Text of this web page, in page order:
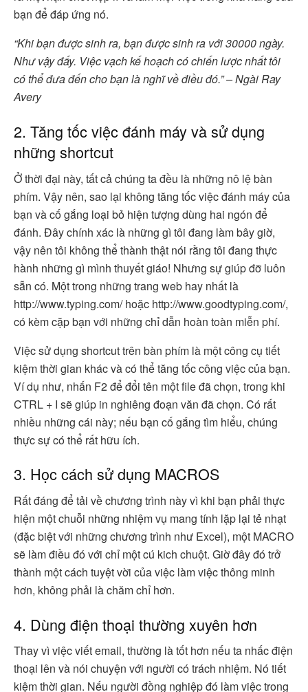
bạn để đáp ứng nó.
“Khi bạn được sinh ra, bạn được sinh ra với 30000 ngày.
Như vậy đấy. Việc vạch kế hoạch có chiến lược nhất tôi
có thể đưa đến cho bạn là nghĩ về điều đó.” – Ngài Ray
Avery
2. Tăng tốc việc đánh máy và sử dụng
những shortcut
Ở thời đại này, tất cả chúng ta đều là những nô lệ bàn
phím. Vậy nên, sao lại không tăng tốc việc đánh máy của
bạn và cố gắng loại bỏ hiện tượng dùng hai ngón để
đánh. Đây chính xác là những gì tôi đang làm bây giờ,
vậy nên tôi không thể thành thật nói rằng tôi đang thực
hành những gì mình thuyết giáo! Nhưng sự giúp đỡ luôn
sẵn có. Một trong những trang web hay nhất là
http://www.typing.com/ hoặc http://www.goodtyping.com/,
có kèm cặp bạn với những chỉ dẫn hoàn toàn miễn phí.
Việc sử dụng shortcut trên bàn phím là một công cụ tiết
kiệm thời gian khác và có thể tăng tốc công việc của bạn.
Ví dụ như, nhấn F2 để đổi tên một file đã chọn, trong khi
CTRL + I sẽ giúp in nghiêng đoạn văn đã chọn. Có rất
nhiều những cái này; nếu bạn cố gắng tìm hiểu, chúng
thực sự có thể rất hữu ích.
3. Học cách sử dụng MACROS
Rất đáng để tải về chương trình này vì khi bạn phải thực
hiện một chuỗi những nhiệm vụ mang tính lặp lại tẻ nhạt
(đặc biệt với những chương trình như Excel), một MACRO
sẽ làm điều đó với chỉ một cú kich chuột. Giờ đây đó trở
thành một cách tuyệt vời của việc làm việc thông minh
hơn, không phải là chăm chỉ hơn.
4. Dùng điện thoại thường xuyên hơn
Thay vì việc viết email, thường là tốt hơn nếu ta nhấc điện
thoại lên và nói chuyện với người có trách nhiệm. Nó tiết
kiệm thời gian. Nếu người đồng nghiệp đó làm việc trong